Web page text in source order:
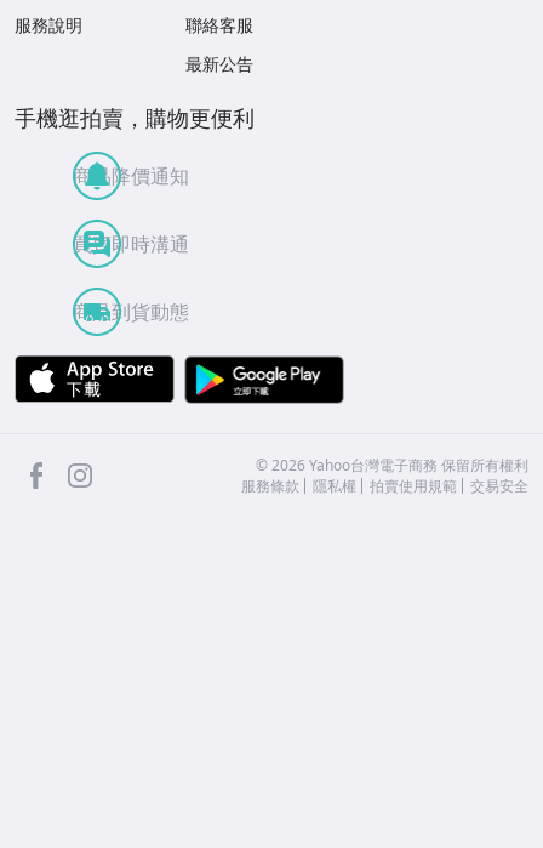
服務說明
聯絡客服
最新公告
手機逛拍賣，購物更便利
商品降價通知
買賣即時溝通
商品到貨動態
APP Store
facebook ©2026 Yahoo台灣電子商務 保留所有權利
服務條款
隱私權 拍賣使用規範 交易安全